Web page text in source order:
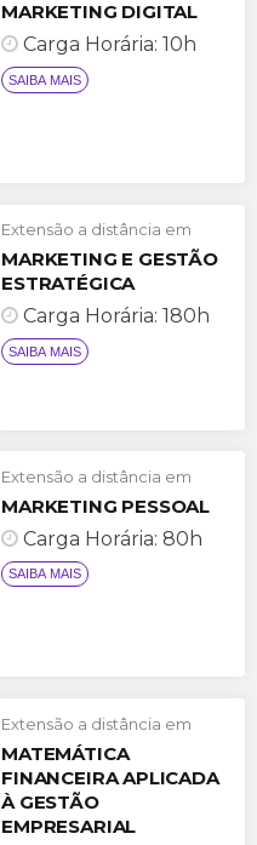
MARKETING DIGITAL
Carga Horária: 10h
Extensão a distância em
MARKETING E GESTÃO
ESTRATÉGICA
Carga Horária: 180h
Extensão a distância em
MARKETING PESSOAL
Carga Horária: 80h
Extensão a distância em
MATEMÁTICA
FINANCEIRA APLICADA
À GESTÃO
EMPRESARIAL